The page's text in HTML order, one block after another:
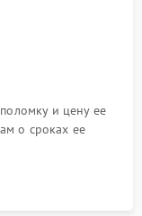
и цену ее
о сроках ее